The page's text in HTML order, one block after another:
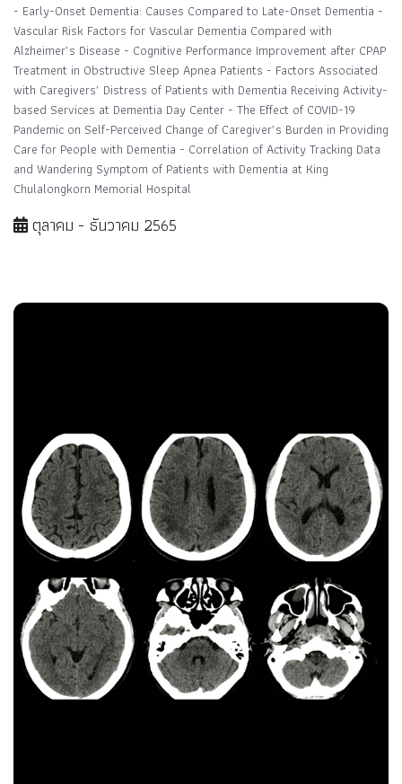
- Early-Onset Dementia: Causes Compared to Late-Onset Dementia -
Vascular Risk Factors for Vascular Dementia Compared with
Alzheimer’s Disease - Cognitive Performance Improvement after CPAP
Treatment in Obstructive Sleep Apnea Patients - Factors Associated
with Caregivers’ Distress of Patients with Dementia Receiving Activity-
based Services at Dementia Day Center - The Effect of COVID-19
Pandemic on Self-Perceived Change of Caregiver’s Burden in Providing
Care for People with Dementia - Correlation of Activity Tracking Data
and Wandering Symptom of Patients with Dementia at King
Chulalongkorn Memorial Hospital
ตุลาคม - ธันวาคม 2565